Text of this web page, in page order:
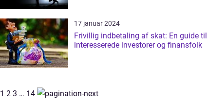
17 januar 2024
Frivillig indbetaling af skat: En guide til
interesserede investorer og finansfolk
1 2 3 … 14